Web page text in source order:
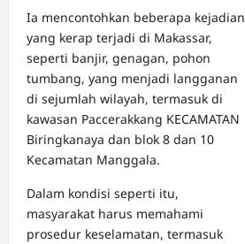
Ia mencontohkan beberapa kejadian
yang kerap terjadi di Makassar,
seperti banjir, genagan, pohon
tumbang, yang menjadi langganan
di sejumlah wilayah, termasuk di
kawasan Paccerakkang KECAMATAN
Biringkanaya dan blok 8 dan 10
Kecamatan Manggala.
Dalam kondisi seperti itu,
masyarakat harus memahami
prosedur keselamatan, termasuk